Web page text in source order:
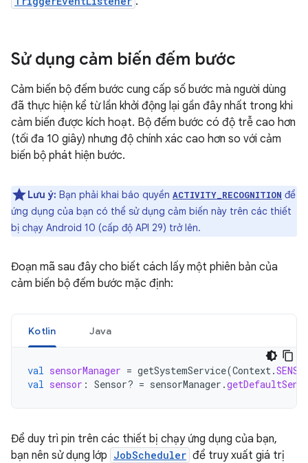
Sử dụng cảm biến đếm bước
Cảm biến bộ đếm bước cung cấp số bước mà người dùng
đã thực hiện kể từ lần khởi động lại gần đây nhất trong khi
cảm biến được kích hoạt. Bộ đếm bước có độ trễ cao hơn
(tối đa 10 giây) nhưng độ chính xác cao hơn so với cảm
biến bộ phát hiện bước.
Lưu ý: Bạn phải khai báo quyền ACTIVITY_RECOGNITION để
ứng dụng của bạn có thể sử dụng cảm biến này trên các thiết
bị chạy Android 10 (cấp độ API 29) trở lên.
Đoạn mã sau đây cho biết cách lấy một phiên bản của
cảm biến bộ đếm bước mặc định:
Kotlin Java
val sensorManager = getSystemService(Context .
val sensor : Sensor? = sensorManager .
Để duy trì pin trên các thiết bị chạy ứng dụng của bạn,
bạn nên sử dụng lớp JobScheduler để truy xuất giá trị